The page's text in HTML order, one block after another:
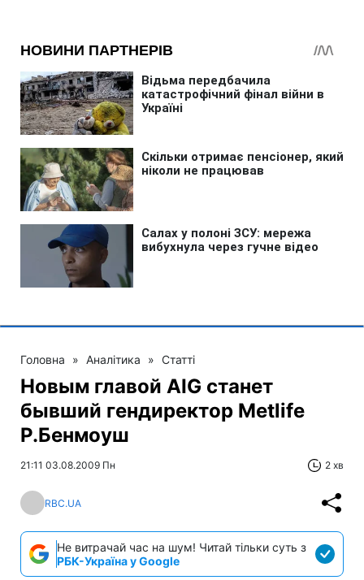
Головна » Аналітика » Статті
Новым главой AIG станет
бывший гендиректор Metlife
Р.Бенмоуш
21:11 03.08.2009 Пн 2 хв
RBC.UA
Не витрачай час на шум! Читай тільки суть з
РБК-Україна у Google